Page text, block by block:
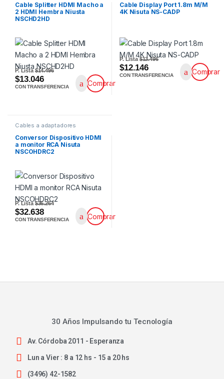
Cable Splitter HDMI Macho a
2 HDMI Hembra Niusta
NSCHD2HD
P. Lista$14.496
$13.046
CON TRANSFERENCIA Comprar
Cable Display Port 1.8m M/M
4K Nisuta NS-CADP
P. Lista$13.496
$12.146
CON TRANSFERENCIA Comprar
Cables a adaptadores
Conversor Dispositivo HDMI
a monitor RCA Nisuta
NSCOHDRC2
P. Lista$36.264
$32.638
CON TRANSFERENCIA Comprar
30 Años Impulsando tu Tecnología
Av. Córdoba 2011 - Esperanza
Lun a Vier : 8 a 12 hs - 15 a 20 hs
(3496) 42-1582